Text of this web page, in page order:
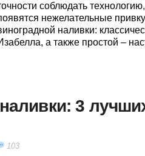
соблюдать
нежелательные
наливки:
а также простой –
3
103